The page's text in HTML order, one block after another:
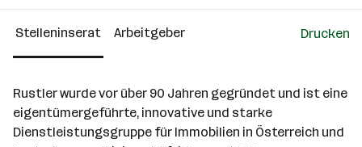
Wien
Stelleninserat Arbeitgeber Drucken
Rustler wurde vor über 90 Jahren gegründet und ist eine
eigentümergeführte, innovative und starke
Dienstleistungsgruppe für Immobilien in Österreich und